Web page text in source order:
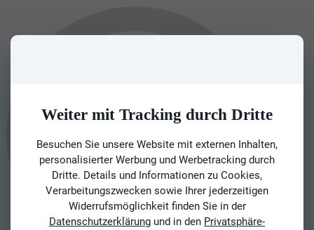
Weiter mit Tracking durch Dritte
Besuchen Sie unsere Website mit externen Inhalten,
personalisierter Werbung und Werbetracking durch
Dritte. Details und Informationen zu Cookies,
Verarbeitungszwecken sowie Ihrer jederzeitigen
Widerrufsmöglichkeit finden Sie in der
Datenschutzerklärung und in den Privatsphäre-